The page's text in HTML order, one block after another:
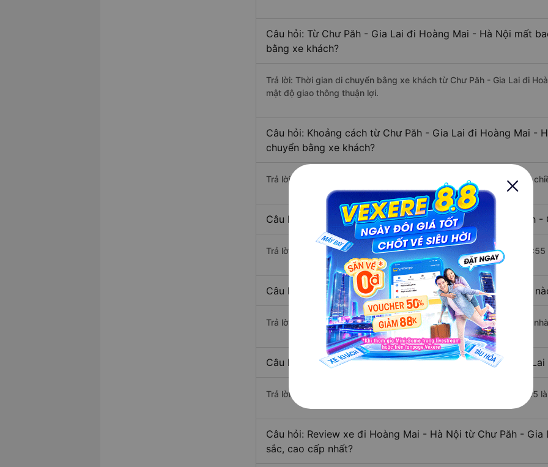
Câu hỏi: Từ Chư Păh - Gia Lai đi Hoàng Mai - Hà Nội mất
bằng xe khách?
Trả lời: Thời gian di chuyển bằng xe khách từ Chư Păh - Gia Lai đi
mật độ giao thông thuận lợi.
Câu hỏi: Khoảng cách từ Chư Păh - Gia Lai đi Hoàng Mai -
chuyển bằng xe khách?
Trả lời: Đoạn đường đi Hoàng Mai - Hà Nội từ Chư Păh - Gia Lai có
Câu hỏi: Mỗi ngày có bao nhiêu chuyến xe khách Chư Păh
Trả lời: Trung bình mỗi ngày có khoảng 2 chuyến xe bắt đầu từ
Câu hỏi: Nhà xe đi Chư Păh - Gia Lai Hoàng Mai - Hà Nội
Trả lời: Chuyến xe có giờ xuất phát sớm nhất vào lúc 10:55 là của
Câu hỏi: Nhà xe đi Hoàng Mai - Hà Nội từ Chư Păh - Gia
Trả lời: Chuyến xe có giờ xuất phát trễ (muộn) nhất là vào lúc 11:25
Câu hỏi: Review xe đi Hoàng Mai - Hà Nội từ Chư Păh -
sắc, cao cấp nhất?